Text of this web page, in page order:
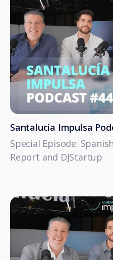
Santalucía Impulsa
Special Episode:
Report and DJStartup